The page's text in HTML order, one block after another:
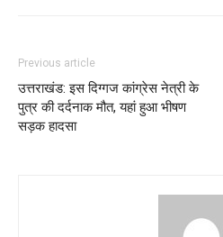
Previous article
उत्तराखंड: इस दिग्गज कांग्रेस नेत्री के
पुत्र की दर्दनाक मौत, यहां हुआ भीषण
सड़क हादसा